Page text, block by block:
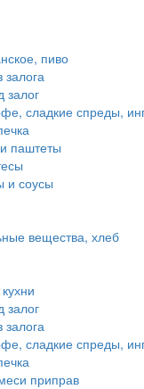
пиво
залога
залог
сладкие спреды,
паштеты
и соусы
вещества, хлеб
залог
залога
сладкие спреды,
приправ